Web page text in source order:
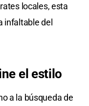
locales, esta
infaltable del
el estilo
a la búsqueda de